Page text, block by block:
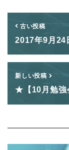
古い投稿
2017年9月24
新しい投稿
★【10月勉強